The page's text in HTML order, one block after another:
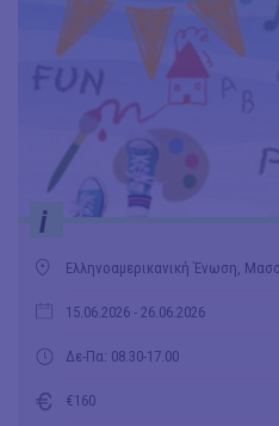
i
Ελληνοαμερικανική Ένωση,
15.06.2026 - 26.06.2026
Δε-Πα: 08.30-17.00
€160